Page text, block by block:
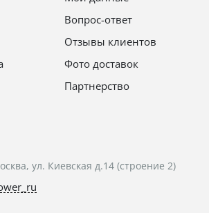
Вопрос-ответ
Отзывы клиентов
Фото доставок
Партнерство
ул. Киевская д.14 (строение 2)